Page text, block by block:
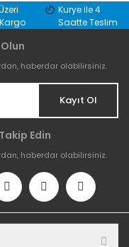
Kurye ile 4
Saatte Teslim
haberdar olabilirsiniz.
Kayıt Ol
Edin
haberdar olabilirsiniz.